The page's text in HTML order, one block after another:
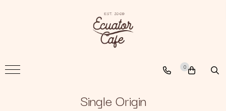
The Nomad
0
Single Origin